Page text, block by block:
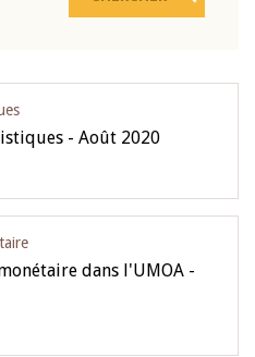
- Août 2020
dans l'UMOA -